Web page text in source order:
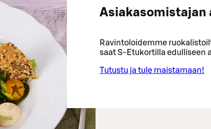
Asiakasomistajan
Ravintoloidemme
saat S-Etukortilla edulliseen
Tutustu ja tule maistamaan!